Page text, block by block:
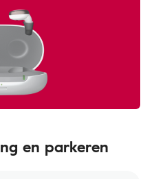
en parkeren